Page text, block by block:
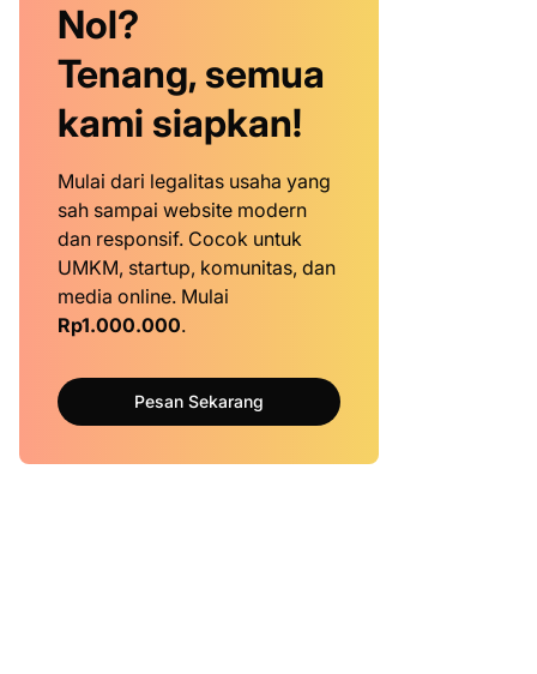
Nol?
Tenang, semua
kami siapkan!
Mulai dari legalitas usaha yang
sah sampai website modern
dan responsif. Cocok untuk
UMKM, startup, komunitas, dan
media online. Mulai
Rp1.000.000.
Pesan Sekarang